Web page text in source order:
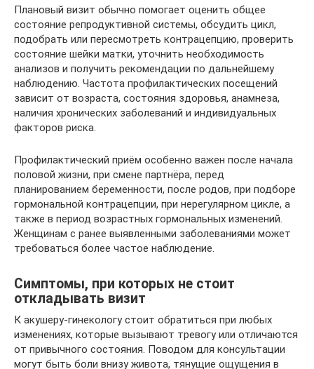
Плановый визит обычно помогает оценить общее
состояние репродуктивной системы, обсудить цикл,
подобрать или пересмотреть контрацепцию, проверить
состояние шейки матки, уточнить необходимость
анализов и получить рекомендации по дальнейшему
наблюдению. Частота профилактических посещений
зависит от возраста, состояния здоровья, анамнеза,
наличия хронических заболеваний и индивидуальных
факторов риска.
Профилактический приём особенно важен после начала
половой жизни, при смене партнёра, перед
планированием беременности, после родов, при подборе
гормональной контрацепции, при нерегулярном цикле, а
также в период возрастных гормональных изменений.
Женщинам с ранее выявленными заболеваниями может
требоваться более частое наблюдение.
Симптомы, при которых не стоит
откладывать визит
К акушеру-гинекологу стоит обратиться при любых
изменениях, которые вызывают тревогу или отличаются
от привычного состояния. Поводом для консультации
могут быть боли внизу живота, тянущие ощущения в